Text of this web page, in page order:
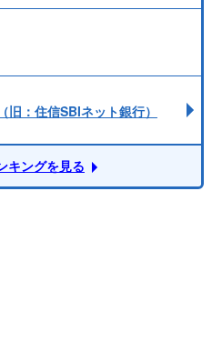
旧：住信SBIネット銀行）
キングを見る